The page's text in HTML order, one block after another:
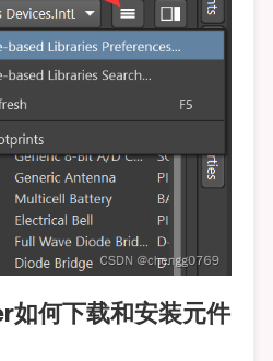
何下载和安装元件